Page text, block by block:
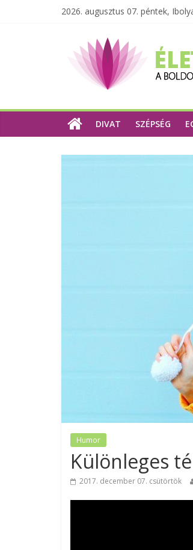
2026. augusztus 07. péntek,
DIVAT SZÉPSÉG
Humor
Különleges
2017. december 07. csütörtök